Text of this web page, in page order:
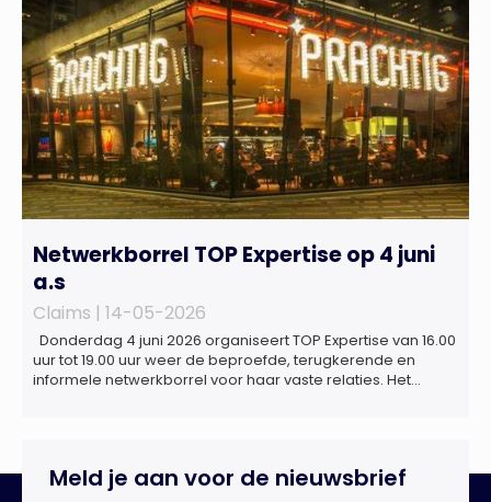
Overtoom […]
Netwerkborrel TOP Expertise op 4 juni
a.s
Claims | 14-05-2026
Donderdag 4 juni 2026 organiseert TOP Expertise van 16.00
uur tot 19.00 uur weer de beproefde, terugkerende en
informele netwerkborrel voor haar vaste relaties. Het
Meld je aan voor de nieuwsbrief